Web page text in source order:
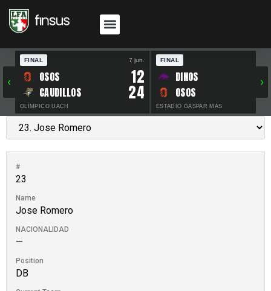
‹
FINAL 7 jun.
OSOS 12
CAUDILLOS 24
OLÍMPICO UACH
FINAL
DINOS
OSOS
ESTADIO GASPAR MAS
›
#
23
Name
Jose Romero
NACIONALIDAD
—
Position
DB